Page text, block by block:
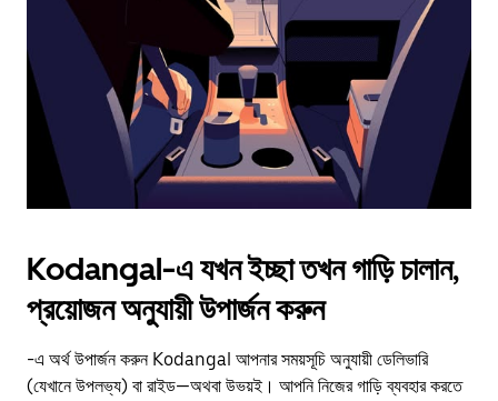
the
calendar.
Kodangal-এ যখন ইচ্ছা তখন গাড়ি চালান,
প্রয়োজন অনুযায়ী উপার্জন করুন
-এ অর্থ উপার্জন করুন Kodangal আপনার সময়সূচি অনুযায়ী ডেলিভারি
(যেখানে উপলভ্য) বা রাইড—অথবা উভয়ই। আপনি নিজের গাড়ি ব্যবহার করতে